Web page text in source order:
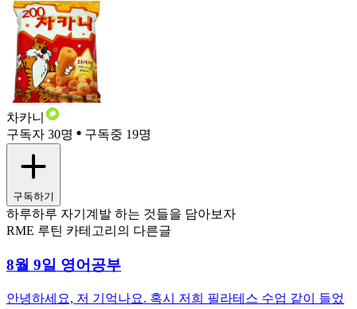
차카니
구독자 30명
구독중 19명
구독하기
하루하루 자기계발 하는 것들을 담아보자
RME 루틴 카테고리의 다른글
8월 9일 영어공부
안녕하세요, 저 기억나요. 혹시 저희 필라테스 수업 같이 들었